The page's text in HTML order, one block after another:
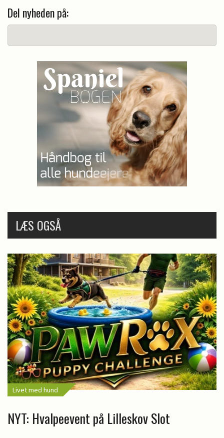
Del nyheden på:
LÆS OGSÅ
Livet med hund
NYT: Hvalpeevent på Lilleskov Slot